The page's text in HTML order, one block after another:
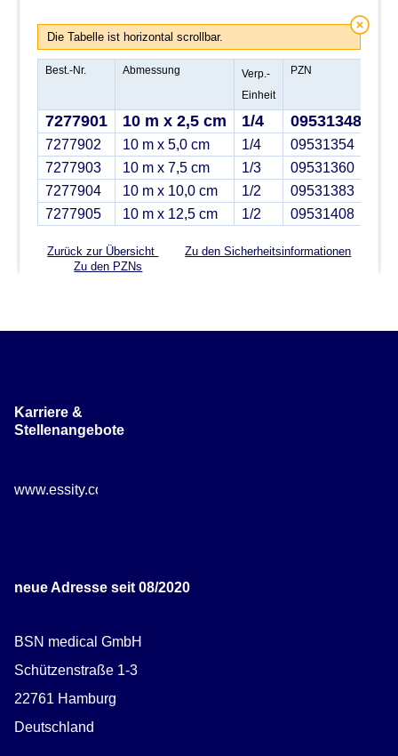
Die Tabelle ist horizontal scrollbar.
Best.-Nr. Abmessung
Verp.-
Einheit
PZN
7277901 10 m x 2,5 cm 1/4 09531348
7277902 10 m x 5,0 cm 1/4
09531354
7277903
10 m x 7,5 cm 1/3
09531360
7277904
10 m x 10,0 cm 1/2
09531383
7277905
10 m x 12,5 cm 1/2 09531408
Zurück zur Übersicht
Zu den Sicherheitsinformationen
Zu den PZNs
Karriere &
Stellenangebote
www.essity.com/careers
neue Adresse seit 08/2020
BSN medical GmbH
Schützenstraße 1-3
22761 Hamburg
Deutschland